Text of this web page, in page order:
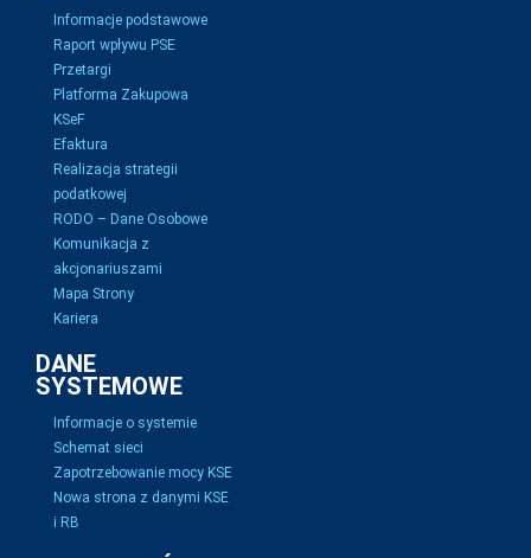
Informacje podstawowe
Raport wpływu PSE
Przetargi
Platforma Zakupowa
KSeF
Efaktura
Realizacja strategii
podatkowej
RODO – Dane Osobowe
Komunikacja z
akcjonariuszami
Mapa Strony
Kariera
DANE
SYSTEMOWE
Informacje o systemie
Schemat sieci
Zapotrzebowanie mocy KSE
Nowa strona z danymi KSE
i RB